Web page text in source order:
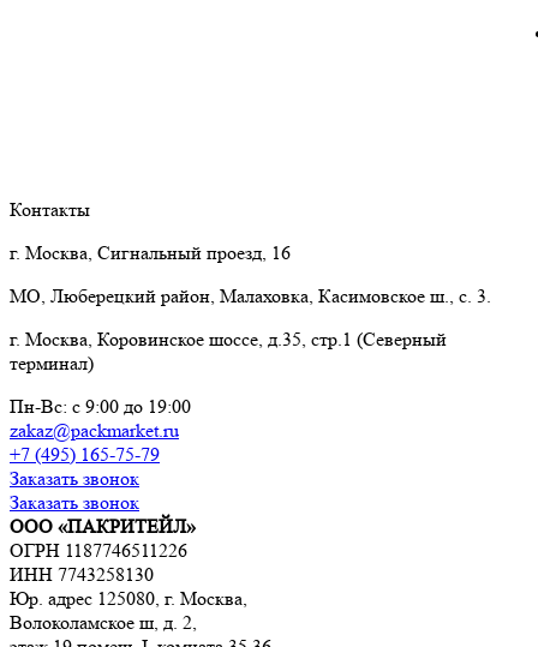
Контакты
г. Москва, Сигнальный проезд, 16
МО, Люберецкий район, Малаховка, Касимовское ш., с. 3.
г. Москва, Коровинское шоссе, д.35, стр.1 (Северный
терминал)
Пн-Вс: с 9:00 до 19:00
zakaz@packmarket.ru
+7 (495) 165-75-79
Заказать звонок
Заказать звонок
ООО «ПАКРИТЕЙЛ»
ОГРН 1187746511226
ИНН 7743258130
Юр. адрес 125080, г. Москва,
Волоколамское ш, д. 2,